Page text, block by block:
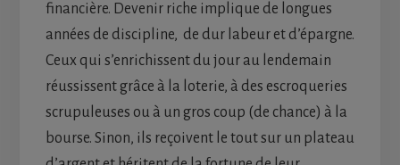
financière. Devenir riche implique de longues
années de discipline, de dur labeur et d’épargne.
Ceux qui s’enrichissent du jour au lendemain
réussissent grâce à la loterie, à des escroqueries
scrupuleuses ou à un gros coup (de chance) à la
bourse. Sinon, ils reçoivent le tout sur un plateau